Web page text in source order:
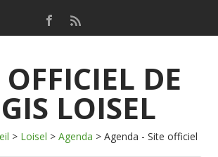
OFFICIEL DE
LOISEL
> Loisel > Agenda > Agenda - Site officiel